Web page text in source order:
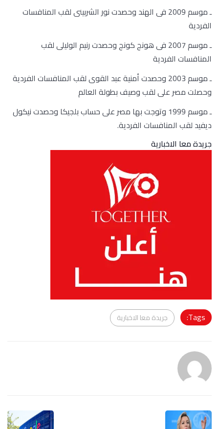
ـ موسم 2009 فى الهند وحصدت نور الشربينى لقب المنافسات
الفردية
ـ موسم 2007 فى هونج كونج وحصدت رنيم الوليلى لقب
المنافسات الفردية
ـ موسم 2003 وحصدت أمنية عبد القوى لقب المنافسات الفردية
وحصلت مصر على لقب وصيف بطولة العالم
ـ موسم 1999 وتوجت بها مصر على حساب بلجيكا وحصدت نيكول
ديفيد لقب المنافسات الفردية.
جريدة معا الاخبارية
Tags: جريدة معا الاخبارية